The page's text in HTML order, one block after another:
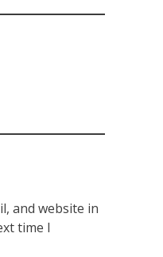
and website in
time I